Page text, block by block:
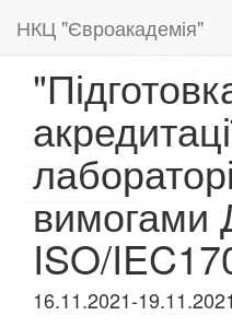
НКЦ "Євроакадемія"
вимогами
ISO/
16.11.2021-